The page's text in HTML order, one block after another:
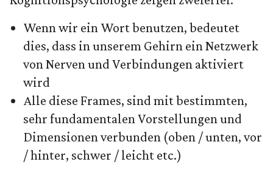
Wenn wir ein Wort benutzen, bedeutet
dies, dass in unserem Gehirn ein Netzwerk
von Nerven und Verbindungen aktiviert
wird
Alle diese Frames, sind mit bestimmten,
sehr fundamentalen Vorstellungen und
Dimensionen verbunden (oben / unten, vor
/ hinter, schwer / leicht etc.)